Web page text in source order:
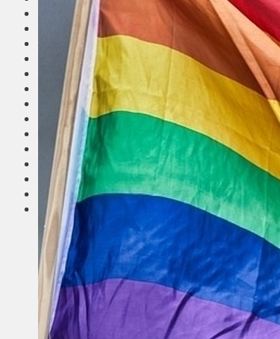
Общество
Мнения
Вильнюс
Клайпеда
Висагинас
Регионы
Соседи
Транспорт
Выбор читателей
Калейдоскоп
Армия
Сейм Литвы
Культура
Больше
Фоторепортаж
Туризм
ЛК рекомендует
Сеньорам
Образование
Здравоохранение
Экология
Происшествия